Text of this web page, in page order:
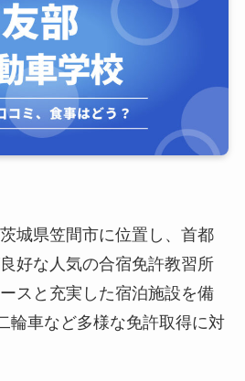
城県笠間市に位置し、首都
好な人気の合宿免許教習所
スと充実した宿泊施設を備
輪車など多様な免許取得に対